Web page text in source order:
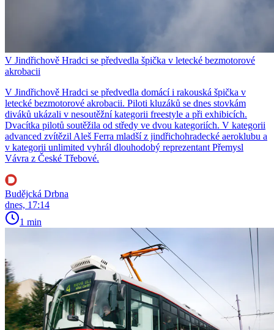
V Jindřichově Hradci se předvedla špička v letecké bezmotorové
akrobacii
V Jindřichově Hradci se předvedla domácí i rakouská špička v
letecké bezmotorové akrobacii. Piloti kluzáků se dnes stovkám
diváků ukázali v nesoutěžní kategorii freestyle a při exhibicích.
Dvacítka pilotů soutěžila od středy ve dvou kategoriích. V kategorii
advanced zvítězil Aleš Ferra mladší z jindřichohradecké aeroklubu a
v kategorii unlimited vyhrál dlouhodobý reprezentant Přemysl
Vávra z České Třebové.
Budějcká Drbna
dnes, 17:14
1 min